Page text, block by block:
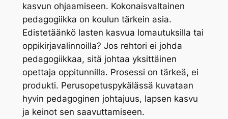
kasvun ohjaamiseen. Kokonaisvaltainen
pedagogiikka on koulun tärkein asia.
Edistetäänkö lasten kasvua lomautuksilla tai
oppikirjavalinnoilla? Jos rehtori ei johda
pedagogiikkaa, sitä johtaa yksittäinen
opettaja oppitunnilla. Prosessi on tärkeä, ei
produkti. Perusopetuspykälässä kuvataan
hyvin pedagoginen johtajuus, lapsen kasvu
ja keinot sen saavuttamiseen.